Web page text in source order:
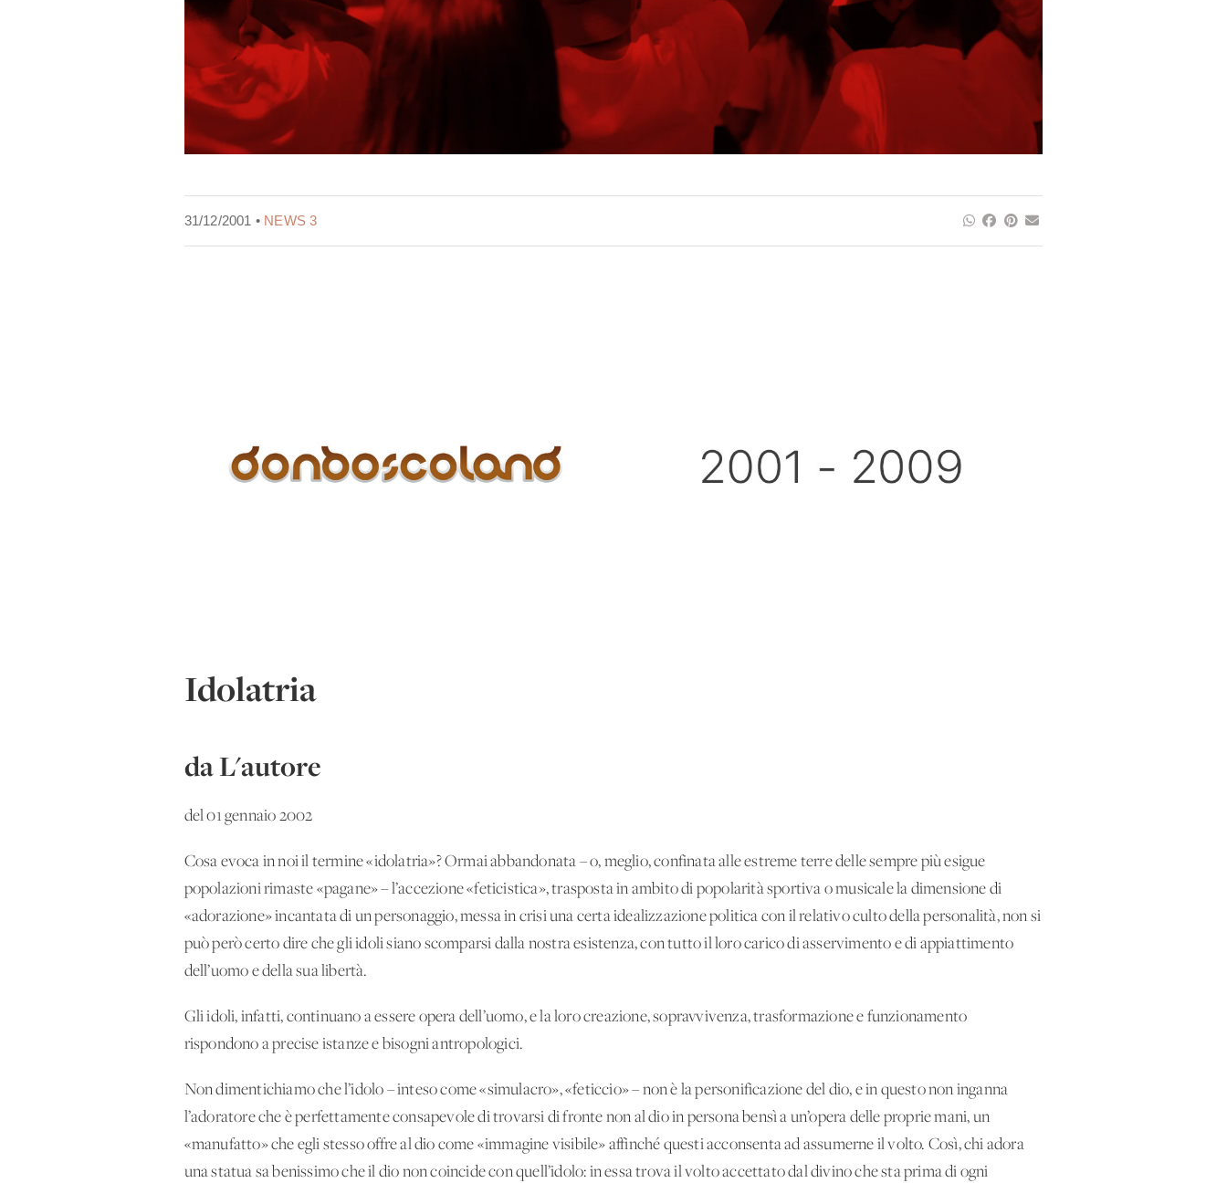
31/12/2001 • NEWS 3
Idolatria
da L'autore
del 01 gennaio 2002
Cosa evoca in noi il termine «idolatria»? Ormai abbandonata – o, meglio, confinata alle estreme terre delle sempre più esigue
popolazioni rimaste «pagane» – l’accezione «feticistica», trasposta in ambito di popolarità sportiva o musicale la dimensione di
«adorazione» incantata di un personaggio, messa in crisi una certa idealizzazione politica con il relativo culto della personalità, non si
può però certo dire che gli idoli siano scomparsi dalla nostra esistenza, con tutto il loro carico di asservimento e di appiattimento
dell’uomo e della sua libertà.
Gli idoli, infatti, continuano a essere opera dell’uomo, e la loro creazione, sopravvivenza, trasformazione e funzionamento
rispondono a precise istanze e bisogni antropologici.
Non dimentichiamo che l’idolo – inteso come «simulacro», «feticcio» – non è la personificazione del dio, e in questo non inganna
l’adoratore che è perfettamente consapevole di trovarsi di fronte non al dio in persona bensì a un’opera delle proprie mani, un
«manufatto» che egli stesso offre al dio come «immagine visibile» affinché questi acconsenta ad assumerne il volto. Così, chi adora
una statua sa benissimo che il dio non coincide con quell’idolo: in essa trova il volto accettato dal divino che sta prima di ogni